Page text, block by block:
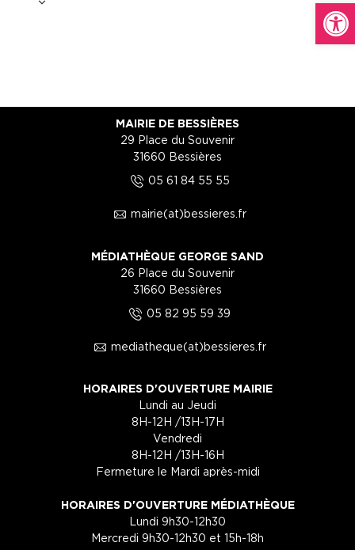
Ouvrir
MAIRIE DE BESSIÈRES
29 Place du Souvenir
31660 Bessières
5 05 61 84 55 55
1 mairie(at)bessieres.fr
MÉDIATHÈQUE GEORGE SAND
26 Place du Souvenir
31660 Bessières
5 05 82 95 59 39
1 mediatheque(at)bessieres.fr
HORAIRES D'OUVERTURE MAIRIE
Lundi au Jeudi
8H-12H /13H-17H
Vendredi
8H-12H /13H-16H
Fermeture le Mardi après-midi
HORAIRES D'OUVERTURE MÉDIATHÈQUE
Lundi 9h30-12h30
Mercredi 9h30-12h30 et 15h-18h